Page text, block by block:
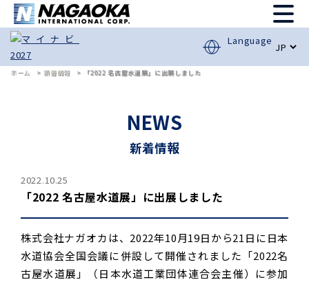
Language
ホーム 新着情報 「2022 名古屋水道展」に出展しました
NEWS
新着情報
2022.10.25
「2022 名古屋水道展」に出展しました
株式会社ナガオカは、2022年10月19日から21日に日本
水道協会全国会議に併設して開催されました「2022名
古屋水道展」（日本水道工業団体連合会主催）に参加